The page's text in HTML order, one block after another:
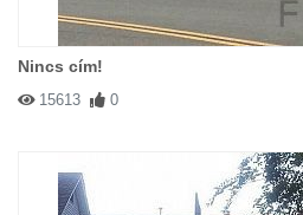
Nincs cím!
15613 0